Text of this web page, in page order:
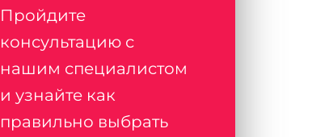
Пройдите
консультацию с
нашим специалистом
и узнайте как
правильно выбрать